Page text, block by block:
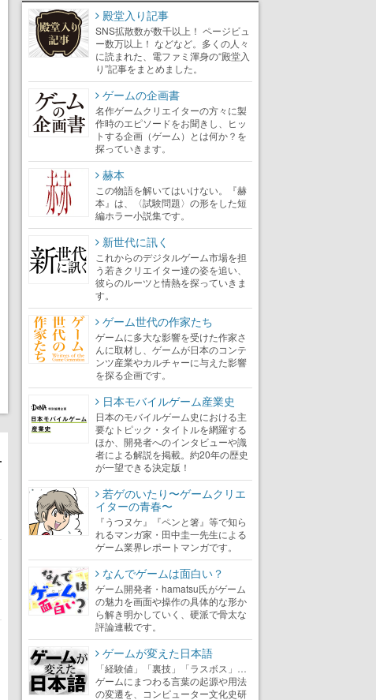
殿堂入り記事
SNS拡散数が数千以上！ ページビュ
ー数万以上！ などなど。多くの人々
に読まれた、電ファミ渾身の“殿堂入
り”記事をまとめました。
ゲームの企画書
名作ゲームクリエイターの方々に製
作時のエピソードをお聞きし、ヒッ
トする企画（ゲーム）とは何か？を
探っていきます。
赫本
この物語を解いてはいけない。『赫
本』は、〈試験問題〉の形をした短
編ホラー小説集です。
新世代に訊く
これからのデジタルゲーム市場を担
う若きクリエイター達の姿を追い、
彼らのルーツと情熱を探っていきま
す。
ゲーム世代の作家たち
ゲームに多大な影響を受けた作家さ
んに取材し、ゲームが日本のコンテ
ンツ産業やカルチャーに与えた影響
を探る企画です。
日本モバイルゲーム産業史
日本のモバイルゲーム史における主
要なトピック・タイトルを網羅する
ほか、開発者へのインタビューや識
者による解説を掲載。約20年の歴史
が一望できる決定版！
若ゲのいたり〜ゲームクリエ
イターの青春〜
『うつヌケ』『ペンと箸』等で知ら
れるマンガ家・田中圭一先生による
ゲーム業界レポートマンガです。
なんでゲームは面白い？
ゲーム開発者・hamatsu氏がゲーム
の魅力を画面や操作の具体的な形か
ら解き明かしていく、硬派で骨太な
評論連載です。
ゲームが変えた日本語
「経験値」「裏技」「ラスボス」…
ゲームにまつわる言葉の起源や用法
の変遷を、コンピューター文化史研